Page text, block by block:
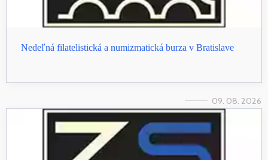
Nedeľná filatelistická a numizmatická burza v Bratislave
09. 08. 2026